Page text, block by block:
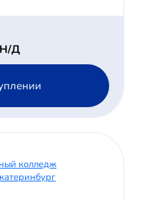
Н/Д
колледж